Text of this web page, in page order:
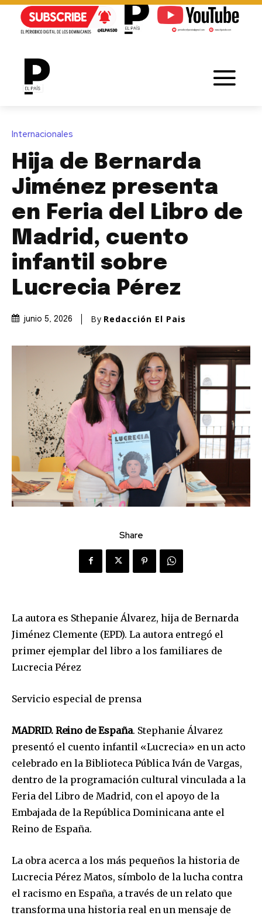
Internacionales
Hija de Bernarda
Jiménez presenta
en Feria del Libro de
Madrid, cuento
infantil sobre
Lucrecia Pérez
junio 5, 2026 By Redacción El Pais
Share
La autora es Sthepanie Álvarez, hija de Bernarda
Jiménez Clemente (EPD). La autora entregó el
primer ejemplar del libro a los familiares de
Lucrecia Pérez
Servicio especial de prensa
MADRID. Reino de España. Stephanie Álvarez
presentó el cuento infantil «Lucrecia» en un acto
celebrado en la Biblioteca Pública Iván de Vargas,
dentro de la programación cultural vinculada a la
Feria del Libro de Madrid, con el apoyo de la
Embajada de la República Dominicana ante el
Reino de España.
La obra acerca a los más pequeños la historia de
Lucrecia Pérez Matos, símbolo de la lucha contra
el racismo en España, a través de un relato que
transforma una historia real en un mensaje de